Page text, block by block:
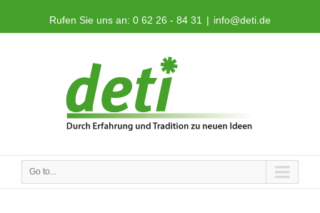
Rufen Sie uns an: 0 62 26 - 84 31 | info@deti.de
Go to...